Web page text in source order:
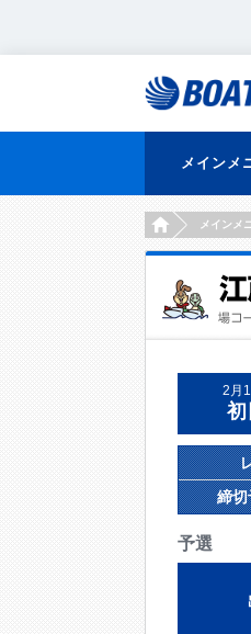
メインメ
HOMEメインメ
2月
初
締切
予選